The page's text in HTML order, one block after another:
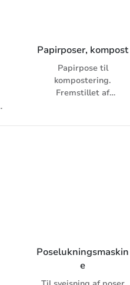
Papirposer, kompost
Papirpose til
kompostering.
Fremstillet af
vandmolekyler passere,
Poselukningsmaskin
e